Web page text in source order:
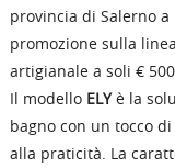
provincia di Salerno
promozione sulla
artigianale a soli €
Il modello ELYè la
bagno con un tocco
alla praticità. La